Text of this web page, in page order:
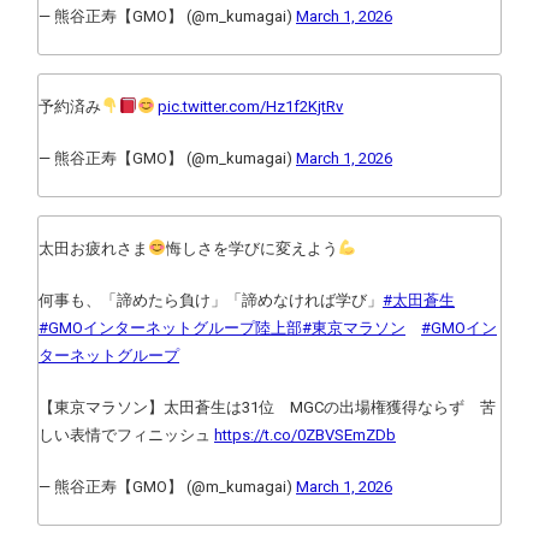
— 熊谷正寿【GMO】 (@m_kumagai) March 1, 2026
予約済み pic.twitter.com/Hz1f2KjtRv
— 熊谷正寿【GMO】 (@m_kumagai) March 1, 2026
太田お疲れさま 悔しさを学びに変えよう
何事も、「諦めたら負け」「諦めなければ学び」 #太田蒼生
#GMOインターネットグループ陸上部#東京マラソン
#GMOイン
ターネットグループ
【東京マラソン】太田蒼生は31位 MGCの出場権獲得ならず 苦
しい表情でフィニッシュ https://t.co/0ZBVSEmZDb
— 熊谷正寿【GMO】 (@m_kumagai) March 1, 2026